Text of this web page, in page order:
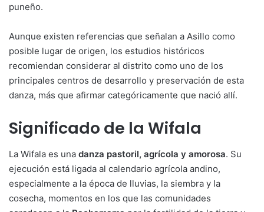
puneño.
Aunque existen referencias que señalan a Asillo como
posible lugar de origen, los estudios históricos
recomiendan considerar al distrito como uno de los
principales centros de desarrollo y preservación de esta
danza, más que afirmar categóricamente que nació allí.
Significado de la Wifala
La Wifala es una danza pastoril, agrícola y amorosa. Su
ejecución está ligada al calendario agrícola andino,
especialmente a la época de lluvias, la siembra y la
cosecha, momentos en los que las comunidades